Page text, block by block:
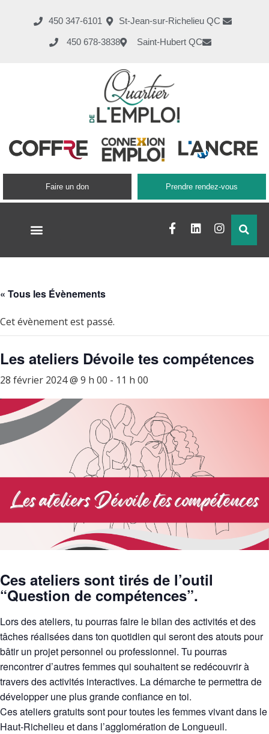
450 347-6101 St-Jean-sur-Richelieu QC
450 678-3838 Saint-Hubert QC
Faire un don Prendre rendez-vous
« Tous les Évènements
Cet évènement est passé.
Les ateliers Dévoile tes compétences
28 février 2024 @ 9 h 00 - 11 h 00
Ces ateliers sont tirés de l’outil
“Question de compétences”.
Lors des ateliers, tu pourras faire le bilan des activités et des
tâches réalisées dans ton quotidien qui seront des atouts pour
bâtir un projet personnel ou professionnel. Tu pourras
rencontrer d’autres femmes qui souhaitent se redécouvrir à
travers des activités interactives. La démarche te permettra de
développer une plus grande confiance en toi.
Ces ateliers gratuits sont pour toutes les femmes vivant dans le
Haut-Richelieu et dans l’agglomération de Longueuil.